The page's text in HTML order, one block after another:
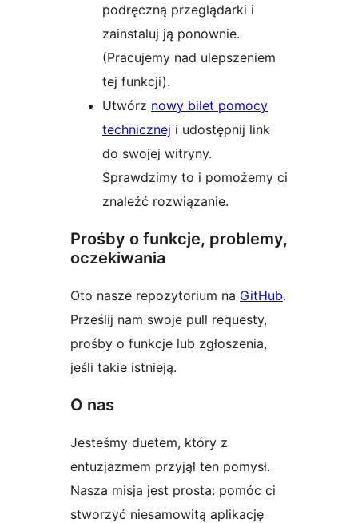
podręczną przeglądarki i
zainstaluj ją ponownie.
(Pracujemy nad ulepszeniem
tej funkcji).
Utwórz nowy bilet pomocy
technicznej i udostępnij link
do swojej witryny.
Sprawdzimy to i pomożemy ci
znaleźć rozwiązanie.
Prośby o funkcje, problemy,
oczekiwania
Oto nasze repozytorium na GitHub.
Prześlij nam swoje pull requesty,
prośby o funkcje lub zgłoszenia,
jeśli takie istnieją.
O nas
Jesteśmy duetem, który z
entuzjazmem przyjął ten pomysł.
Nasza misja jest prosta: pomóc ci
stworzyć niesamowitą aplikację